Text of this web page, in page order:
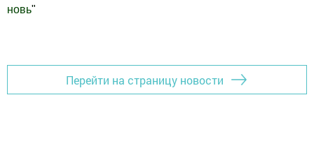
новь"
Перейти на страницу новости